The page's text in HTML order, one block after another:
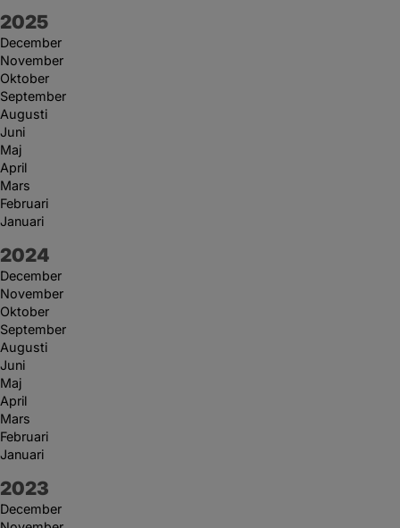
År:
2025
December
November
Oktober
September
Augusti
Juni
Maj
April
Mars
Februari
Januari
År:
2024
December
November
Oktober
September
Augusti
Juni
Maj
April
Mars
Februari
Januari
År:
2023
December